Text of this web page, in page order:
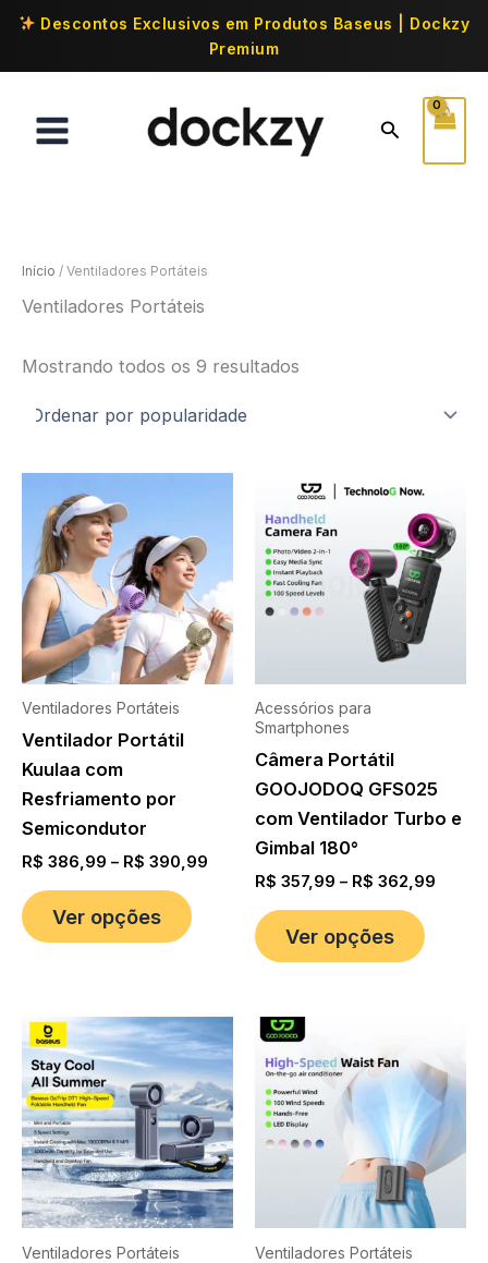
Descontos Exclusivos em Produtos Baseus | Dockzy
Premium
Início / Ventiladores Portáteis
Ventiladores Portáteis
Mostrando todos os 9 resultados
Ventiladores Portáteis
Ventilador Portátil
Kuulaa com
Resfriamento por
Semicondutor
R$ 386,99 – R$ 390,99
Ver opções
Acessórios para
Smartphones
Câmera Portátil
GOOJODOQ GFS025
com Ventilador Turbo e
Gimbal 180°
R$ 357,99 – R$ 362,99
Ver opções
Ventiladores Portáteis Ventiladores Portáteis